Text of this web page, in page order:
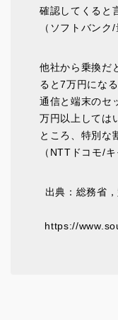
確認してくると
（ソフトバンク/
他社から乗換だ
ると7万円にな
通信と端末のセ
万円以上しては
ところ、特別な
（NTTドコモ/
出典：総務省
https://